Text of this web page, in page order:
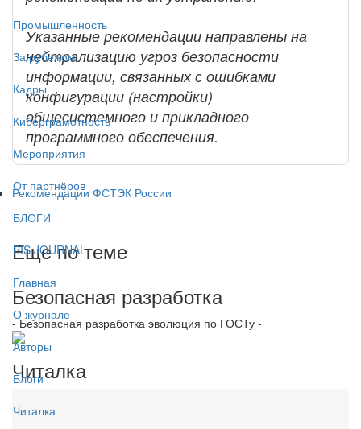
Промышленность
За рубежом
Кадры
Киберграмотность
Мероприятия
От партнёров
БЛОГИ
BIS JOURNAL
Главная
О журнале
Авторы
Блоги
Читалка
Указанные рекомендации направлены на
нейтрализацию угроз безопасности
информации, связанных с ошибками
конфигурации (настройки)
общесистемного и прикладного
программного обеспечения.
Рекомендации ФСТЭК России
Еще по теме
Безопасная разработка
- Безопасная разработка эволюция по ГОСТу -
Читалка